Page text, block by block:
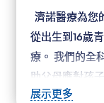
濟諾醫療為您
從出生到16歲
療。 我們的全
助父母應對孩
展示更多